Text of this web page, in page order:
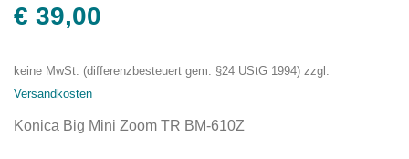
€ 39,00
keine MwSt. (differenzbesteuert gem. §24 UStG 1994) zzgl.
Versandkosten
Konica Big Mini Zoom TR BM-610Z